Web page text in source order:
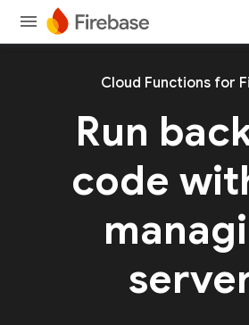
Cloud Functions for
Run
code